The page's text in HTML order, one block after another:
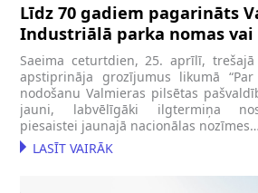
Līdz 70 gadiem pagarināts
Industriālā parka nomas vai
tiesību termiņš
Saeima ceturtdien, 25. aprīlī,
apstiprināja grozījumus likumā
nodošanu Valmieras pilsētas
jauni, labvēlīgāki ilgtermiņa
piesaistei jaunajā nacionālas nozīmes…
LASĪT VAIRĀK